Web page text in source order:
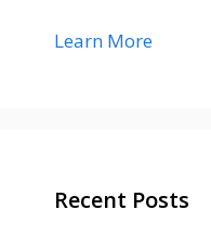
Learn More
Recent Posts